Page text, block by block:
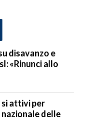
disavanzo e
«Rinunci allo
si attivi per
delle